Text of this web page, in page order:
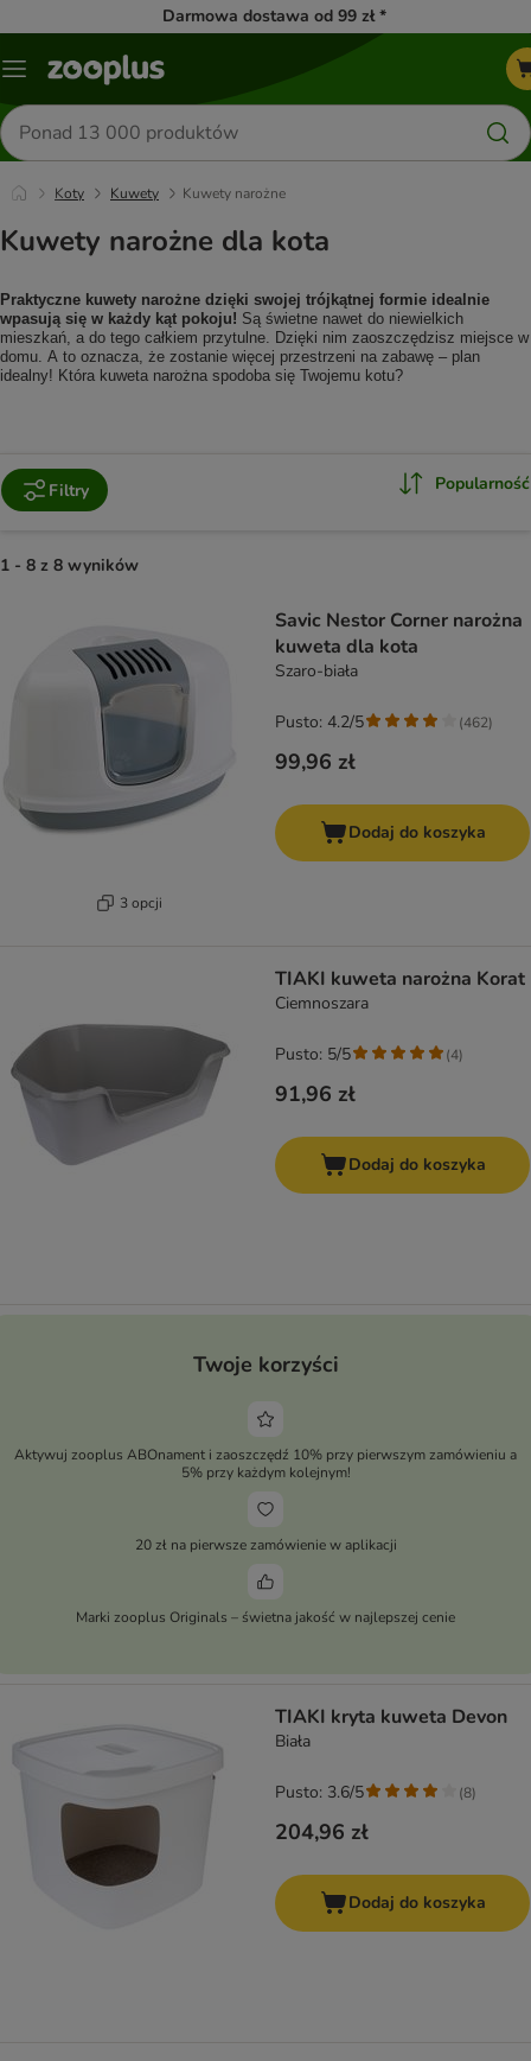
Darmowa dostawa od 99 zł *
Menu
Szukaj
produktów
Koty Kuwety Kuwety narożne
Kuwety narożne dla kota
Praktyczne kuwety narożne dzięki swojej trójkątnej formie idealnie
wpasują się w każdy kąt pokoju! Są świetne nawet do niewielkich
mieszkań, a do tego całkiem przytulne. Dzięki nim zaoszczędzisz miejsce w
domu. A to oznacza, że zostanie więcej przestrzeni na zabawę – plan
idealny! Która kuweta narożna spodoba się Twojemu kotu?
Filtry Popularność
1 - 8 z 8 wyników
3 opcji
Savic Nestor Corner narożna
kuweta dla kota
Szaro-biała
99,96 zł
Pusto: 4.2/5 (462)
Dodaj do koszyka
TIAKI kuweta narożna Korat
Ciemnoszara
91,96 zł
Pusto: 5/5 (4)
Dodaj do koszyka
Twoje korzyści
Aktywuj zooplus ABOnament i zaoszczędź 10% przy pierwszym zamówieniu a
5% przy każdym kolejnym!
20 zł na pierwsze zamówienie w aplikacji
Marki zooplus Originals – świetna jakość w najlepszej cenie
TIAKI kryta kuweta Devon
Biała
204,96 zł
Pusto: 3.6/5 (8)
Dodaj do koszyka